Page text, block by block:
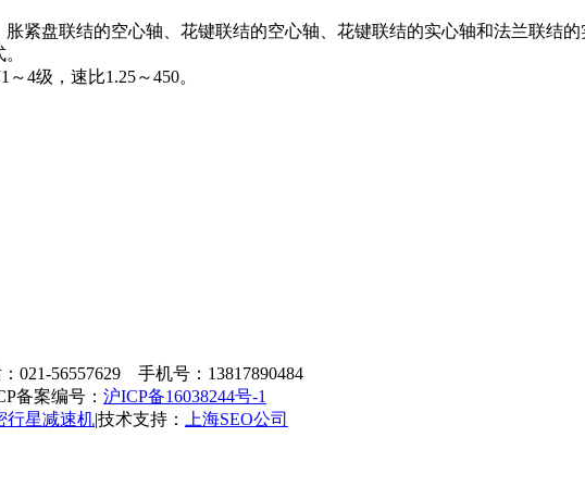
紧盘联结的空心轴、花键联结的空心轴、花键联结的实心轴和法兰联结的
4级，速比1.25～450。
56557629 手机号：13817890484
案编号： 沪ICP备16038244号-1
行星减速机|技术支持： 上海SEO公司